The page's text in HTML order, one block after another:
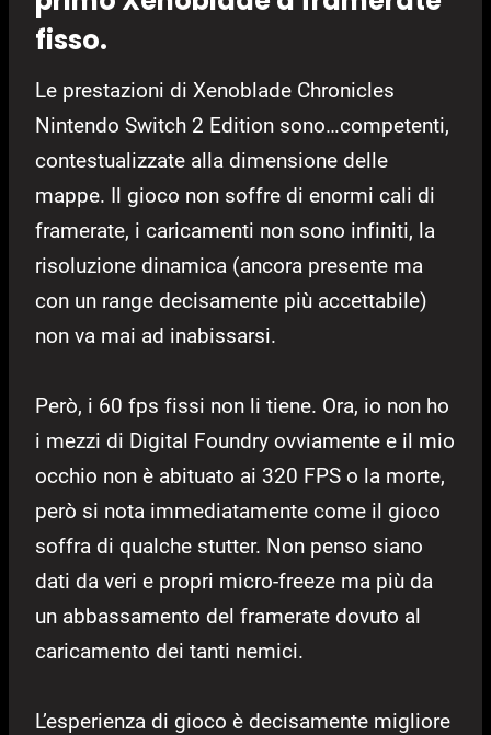
fisso.
Le prestazioni di Xenoblade Chronicles
Nintendo Switch 2 Edition sono…competenti,
contestualizzate alla dimensione delle
mappe. Il gioco non soffre di enormi cali di
framerate, i caricamenti non sono infiniti, la
risoluzione dinamica (ancora presente ma
con un range decisamente più accettabile)
non va mai ad inabissarsi.
Però, i 60 fps fissi non li tiene. Ora, io non ho
i mezzi di Digital Foundry ovviamente e il mio
occhio non è abituato ai 320 FPS o la morte,
però si nota immediatamente come il gioco
soffra di qualche stutter. Non penso siano
dati da veri e propri micro-freeze ma più da
un abbassamento del framerate dovuto al
caricamento dei tanti nemici.
L’esperienza di gioco è decisamente migliore